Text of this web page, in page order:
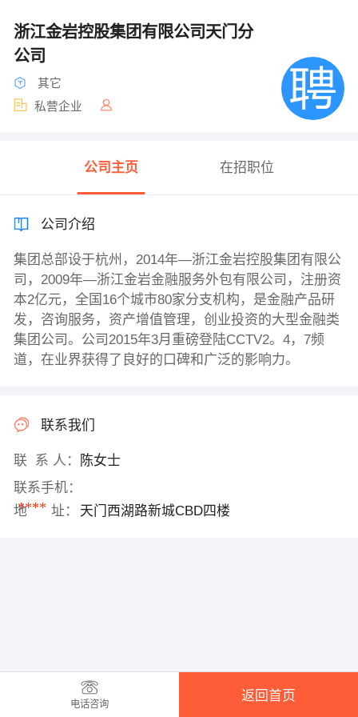
浙江金岩控股集团有限公司天门分
公司
其它
私营企业
公司主页 在招职位
公司介绍
集团总部设于杭州，2014年—浙江金岩控股集团有限公
司，2009年—浙江金岩金融服务外包有限公司，注册资
本2亿元，全国16个城市80家分支机构，是金融产品研
发，咨询服务，资产增值管理，创业投资的大型金融类
集团公司。公司2015年3月重磅登陆CCTV2。4，7频
道，在业界获得了良好的口碑和广泛的影响力。
联系我们
联 系 人：
陈女士
联系手机：
****
地 址： 天门西湖路新城CBD四楼
电话咨询
返回首页